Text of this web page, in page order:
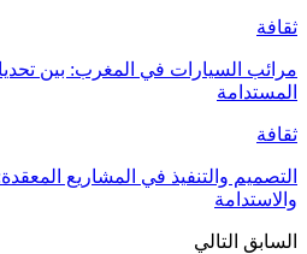
ثقافة
مرائب السيارات في المغرب: بين
المستدامة
ثقافة
التصميم والتنفيذ في المشاريع
والاستدامة
السابق التالي